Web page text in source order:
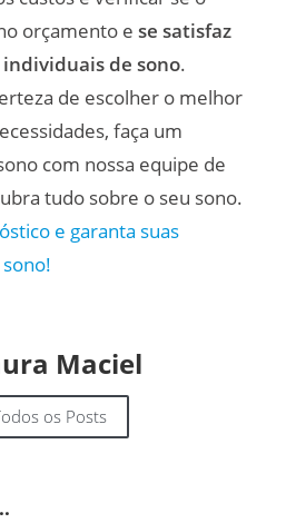
orçamento e se satisfaz
individuais de sono.
de escolher o melhor
faça um
com nossa equipe de
tudo sobre o seu sono.
e garanta suas
Maciel
os Posts